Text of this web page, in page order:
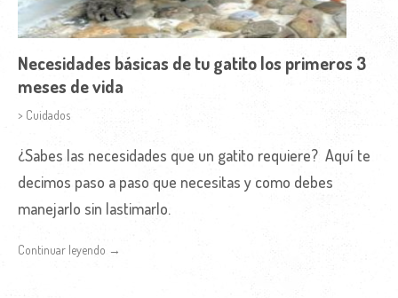
Necesidades básicas de tu gatito los primeros 3
meses de vida
> Cuidados
¿Sabes las necesidades que un gatito requiere? Aquí te
decimos paso a paso que necesitas y como debes
manejarlo sin lastimarlo.
Continuar leyendo →